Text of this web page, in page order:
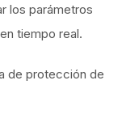
los parámetros
tiempo real.
de protección de